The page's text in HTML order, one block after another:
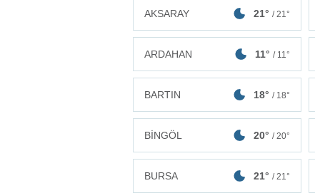
AKSARAY 21° / 21°
ARDAHAN 11° / 11°
BARTIN 18° / 18°
BİNGÖL 20° / 20°
BURSA 21° / 21°